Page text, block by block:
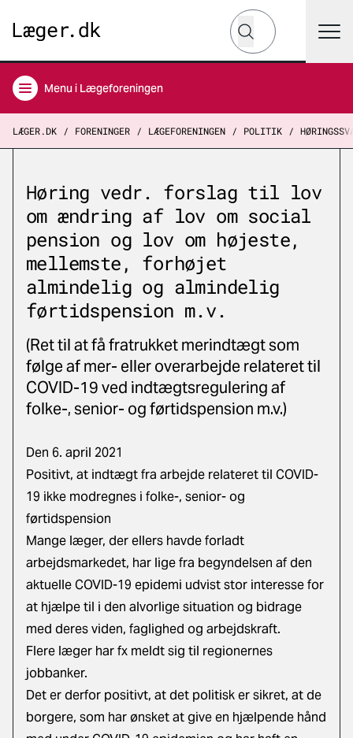
Hvad leder du efter?
Søg
Menu i Lægeforeningen
LÆGER.DK FORENINGER LÆGEFORENINGEN POLITIK
Høring vedr. forslag til lov
om ændring af lov om social
pension og lov om højeste,
mellemste, forhøjet
almindelig og almindelig
førtidspension m.v.
(Ret til at få fratrukket merindtægt som
følge af mer- eller overarbejde relateret til
COVID-19 ved indtægtsregulering af
folke-, senior- og førtidspension m.v.)
Den 6. april 2021
Positivt, at indtægt fra arbejde relateret til COVID-
19 ikke modregnes i folke-, senior- og
førtidspension
Mange læger, der ellers havde forladt
arbejdsmarkedet, har lige fra begyndelsen af den
aktuelle COVID-19 epidemi udvist stor interesse for
at hjælpe til i den alvorlige situation og bidrage
med deres viden, faglighed og arbejdskraft.
Flere læger har fx meldt sig til regionernes
jobbanker.
Det er derfor positivt, at det politisk er sikret, at de
borgere, som har ønsket at give en hjælpende hånd